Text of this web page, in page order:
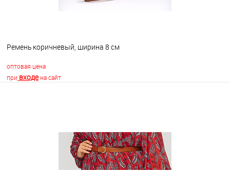
Ремень коричневый, ширина 8 см
оптовая цена
при входена сайт
В наличии